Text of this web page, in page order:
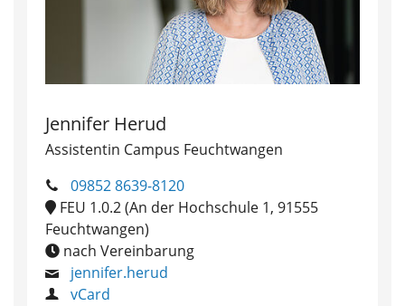
Jennifer Herud
Assistentin Campus Feuchtwangen
09852 8639-8120
FEU 1.0.2 (An der Hochschule 1, 91555
Feuchtwangen)
nach Vereinbarung
jennifer.herud
vCard